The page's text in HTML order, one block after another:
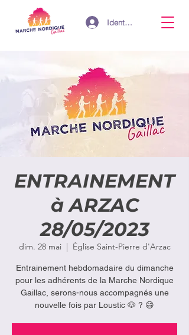
Identifiant
ENTRAINEMENT
à ARZAC
28/05/2023
dim. 28 mai
  |
Église Saint-Pierre d'Arzac
Entrainement hebdomadaire du dimanche
pour les adhérents de la Marche Nordique
Gaillac, serons-nous accompagnés une
nouvelle fois par Loustic 🐶 ? 😄